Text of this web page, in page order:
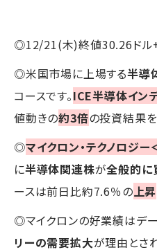
◎12/21(木)終値30.26ドル
◎米国市場に上場する半導
コースです。ICE半導体イン
値動きの約3倍の投資結果
◎マイクロン・テクノロジー
に半導体関連株が全般的に
ースは前日比約7.6％の 上昇
◎マイクロンの好業績はデ
リーの需要拡大が理由とさ